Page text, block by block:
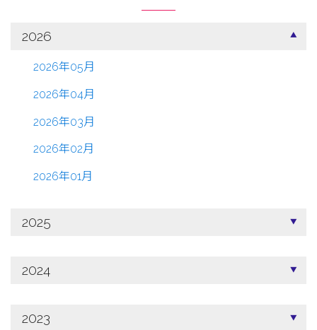
2026
2026年05月
2026年04月
2026年03月
2026年02月
2026年01月
2025
2024
2023